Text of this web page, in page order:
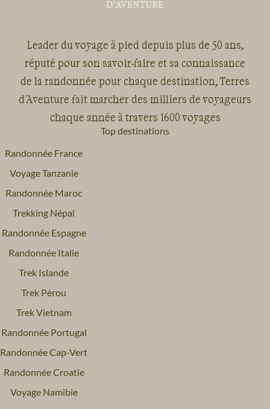
Leader du voyage à pied depuis plus de 50 ans,
réputé pour son savoir-faire et sa connaissance
de la randonnée pour chaque destination, Terres
d'Aventure fait marcher des milliers de voyageurs
chaque année à travers 1600 voyages
Top destinations
Randonnée France
Voyage Tanzanie
Randonnée Maroc
Trekking Népal
Randonnée Espagne
Randonnée Italie
Trek Islande
Trek Pérou
Trek Vietnam
Randonnée Portugal
Randonnée Cap-Vert
Randonnée Croatie
Voyage Namibie